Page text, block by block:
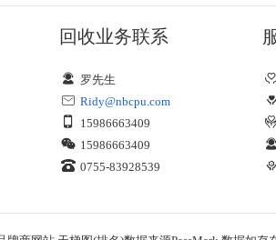
回收业务联系
罗先生
Ridy@nbcpu.com
15986663409
15986663409
0755-83928539